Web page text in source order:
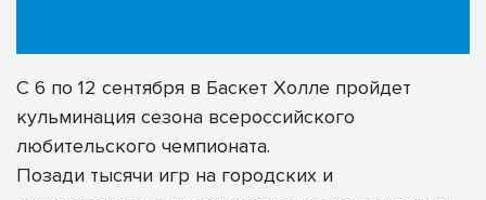
С 6 по 12 сентября в Баскет Холле пройдет
кульминация сезона всероссийского
любительского чемпионата.
Позади тысячи игр на городских и